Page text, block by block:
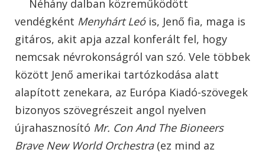
Néhány dalban közreműködött
vendégként Menyhárt Leóis, Jenő fia, maga is
gitáros, akit apja azzal konferált fel, hogy
nemcsak névrokonságról van szó. Vele többek
között Jenő amerikai tartózkodása alatt
alapított zenekara, az Európa Kiadó-szövegek
bizonyos szövegrészeit angol nyelven
újrahasznosító Mr. Con And The Bioneers
Brave New World Orchestra(ez mind az